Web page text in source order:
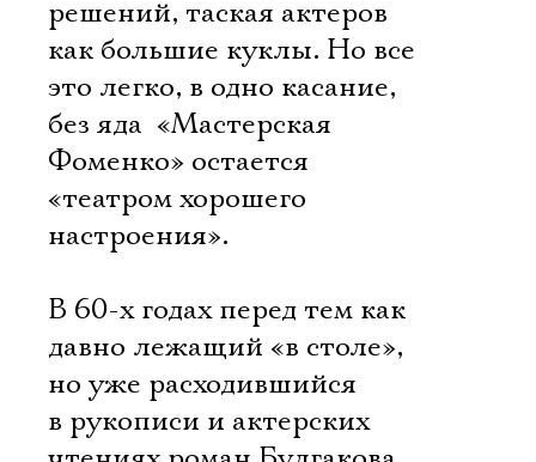
решений, таская актеров
как большие куклы. Но все
это легко, в одно касание,
без яда  «Мастерская
Фоменко» остается
«театром хорошего
настроения».
В 60-х годах перед тем как
давно лежащий «в столе»,
но уже расходившийся
в рукописи и актерских